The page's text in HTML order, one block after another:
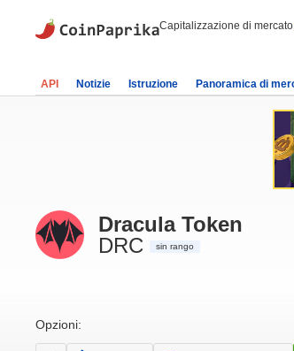
Capitalizzazione di
API Notizie Istruzione Panoramica di
Dracula Token
DRC
sin rango
Opzioni: